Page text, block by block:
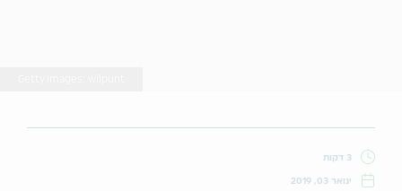
3 דקות
ינואר 03, 2019